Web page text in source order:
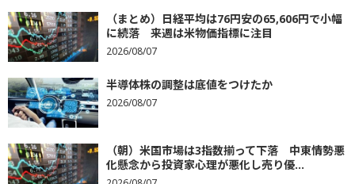
（まとめ）日経平均は76円安の65,606円で小幅
に続落 来週は米物価指標に注目
2026/08/07
半導体株の調整は底値をつけたか
2026/08/07
（朝）米国市場は3指数揃って下落 中東情勢悪
化懸念から投資家心理が悪化し売り優...